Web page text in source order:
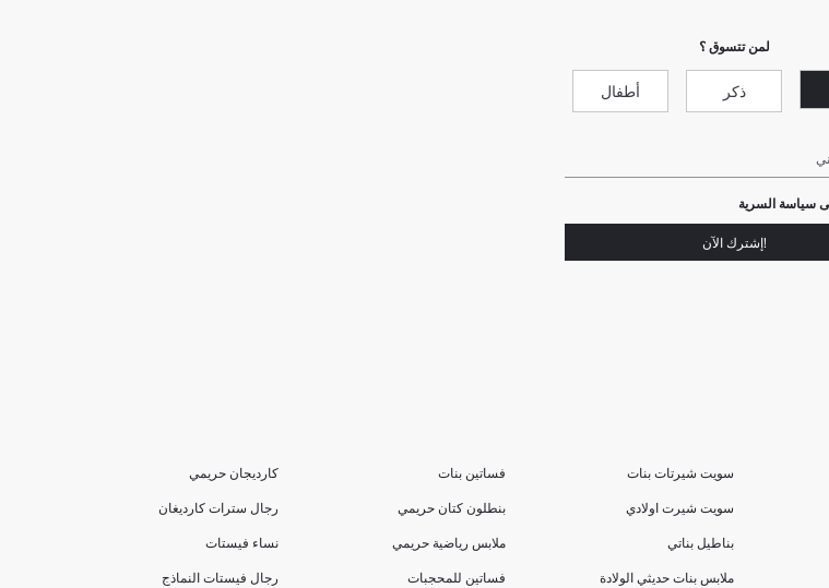
لمن تتسوق ؟
ذكر أطفال
سياسة السرية
!إشترك الآن
سويت شيرتات بنات
سويت شيرت اولادي
بناطيل بناتي
ملابس بنات حديثي الولادة
فساتين بنات
بنطلون كتان حريمي
ملابس رياضية حريمي
فساتين للمحجبات
كارديجان حريمي
رجال سترات كارديغان
نساء فيستات
رجال فيستات النماذج